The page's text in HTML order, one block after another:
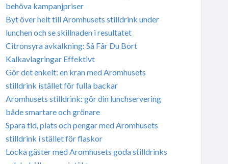
behöva kampanjpriser
Byt över helt till Aromhusets stilldrink under
lunchen och se skillnaden i resultatet
Citronsyra avkalkning: Så Får Du Bort
Kalkavlagringar Effektivt
Gör det enkelt: en kran med Aromhusets
stilldrink istället för fulla backar
Aromhusets stilldrink: gör din lunchservering
både smartare och grönare
Spara tid, plats och pengar med Aromhusets
stilldrink i stället för flaskor
Locka gäster med Aromhusets goda stilldrinks